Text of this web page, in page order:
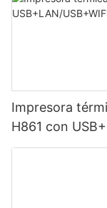
Impresora
H861 con
Negra